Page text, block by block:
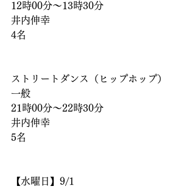
12時00分〜13時30分
井内伸幸
4名
ストリートダンス（ヒップホップ）
一般
21時00分〜22時30分
井内伸幸
5名
【水曜日】9/1